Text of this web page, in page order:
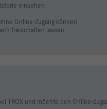
einsehen
Online-Zugang können
freischalten lassen.
TROX und möchte den Online-